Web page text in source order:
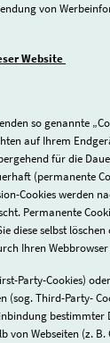
von
Website
so genannte
auf Ihrem
für die
(permanente
Cookies werden
Permanente
diese selbst löschen
Ihren
Party-Cookies)
(sog. Third-Party-
bestimmter
von Webseiten (z. B.